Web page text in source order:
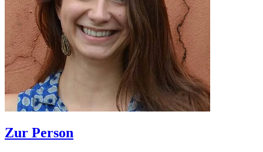
Zur Person